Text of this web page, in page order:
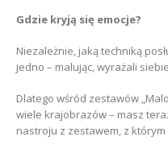
Gdzie kryją się emocje?
Niezależnie, jaką techniką
jedno – malując, wyrażali
Dlatego wśród zestawów
wiele krajobrazów – masz
nastroju z zestawem, z którym